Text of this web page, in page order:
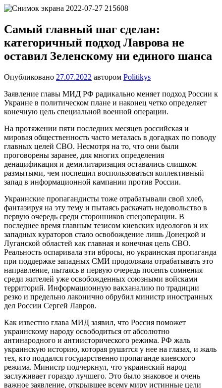
Перейти
содержимому
один
сайт
на
Самый главный шаг сделан:
категоричный подход Лаврова не
оставил Зеленскому ни единого шанса
Опубликовано 27.07.2022 автором Politikys
Заявление главы МИД РФ радикально меняет подход России к
Украине в политическом плане и наконец четко определяет
конечную цель специальной военной операции.
На протяжении пяти последних месяцев российская и
мировая общественность часто металась в догадках по поводу
главных целей СВО. Несмотря на то, что они были
проговорены заранее, для многих определения
денацификация и демилитаризация оставались слишком
размытыми, чем поспешил воспользоваться коллективный
запад в информационной кампании против России.
Украинские пропагандисты тоже отрабатывали свой хлеб,
фантазируя на эту тему и пытаясь раскачать недовольство в
первую очередь среди сторонников спецоперации. В
последнее время главным тезисом киевских идеологов и их
западных кураторов стало освобождение лишь Донецкой и
Луганской областей как главная и конечная цель СВО.
Реальность оспаривала эти вбросы, но украинская пропаганда
при поддержке западных СМИ продолжала отрабатывать это
направление, пытаясь в первую очередь посеять сомнения
среди жителей уже освобожденных союзными войсками
территорий. Информационную вакханалию по традиции
резко и предельно лаконично обрубил министр иностранных
дел России Сергей Лавров.
Как известно глава МИД заявил, что Россия поможет
украинскому народу освободиться от абсолютно
антинародного и антиисторического режима. РФ жаль
украинскую историю, которая рушится у нее на глазах, и жаль
тех, кто поддался государственно пропаганде киевского
режима. Министр подчеркнул, что украинский народ
заслуживает гораздо лучшего. Это было знаковое и очень
важное заявление, открывшее всему миру истинные цели